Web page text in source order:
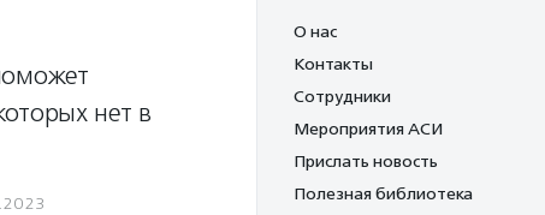
нет в
О нас
Контакты
Сотрудники
Мероприятия АСИ
Прислать новость
Полезная библиотека